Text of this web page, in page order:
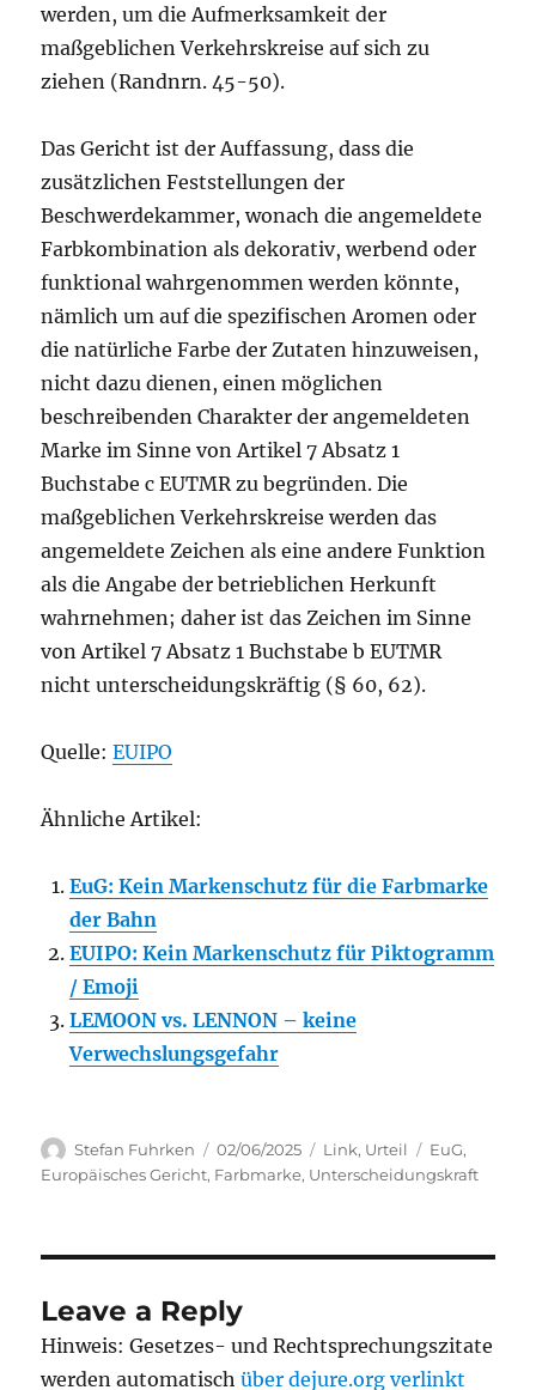
werden, um die Aufmerksamkeit der
maßgeblichen Verkehrskreise auf sich zu
ziehen (Randnrn. 45-50).
Das Gericht ist der Auffassung, dass die
zusätzlichen Feststellungen der
Beschwerdekammer, wonach die angemeldete
Farbkombination als dekorativ, werbend oder
funktional wahrgenommen werden könnte,
nämlich um auf die spezifischen Aromen oder
die natürliche Farbe der Zutaten hinzuweisen,
nicht dazu dienen, einen möglichen
beschreibenden Charakter der angemeldeten
Marke im Sinne von Artikel 7 Absatz 1
Buchstabe c EUTMR zu begründen. Die
maßgeblichen Verkehrskreise werden das
angemeldete Zeichen als eine andere Funktion
als die Angabe der betrieblichen Herkunft
wahrnehmen; daher ist das Zeichen im Sinne
von Artikel 7 Absatz 1 Buchstabe b EUTMR
nicht unterscheidungskräftig (§ 60, 62).
Quelle:EUIPO
Ähnliche Artikel:
EuG: Kein Markenschutz für die Farbmarke
der Bahn
EUIPO: Kein Markenschutz für Piktogramm
/ Emoji
LEMOON vs. LENNON – keine
Verwechslungsgefahr
Author
Stefan Fuhrken
Posted
on
02/06/2025 Categories
Link, Urteil Tags
EuG,
Europäisches Gericht, Farbmarke, Unterscheidungskraft
Leave a Reply
Hinweis: Gesetzes- und Rechtsprechungszitate
werden automatischüber dejure.org verlinkt